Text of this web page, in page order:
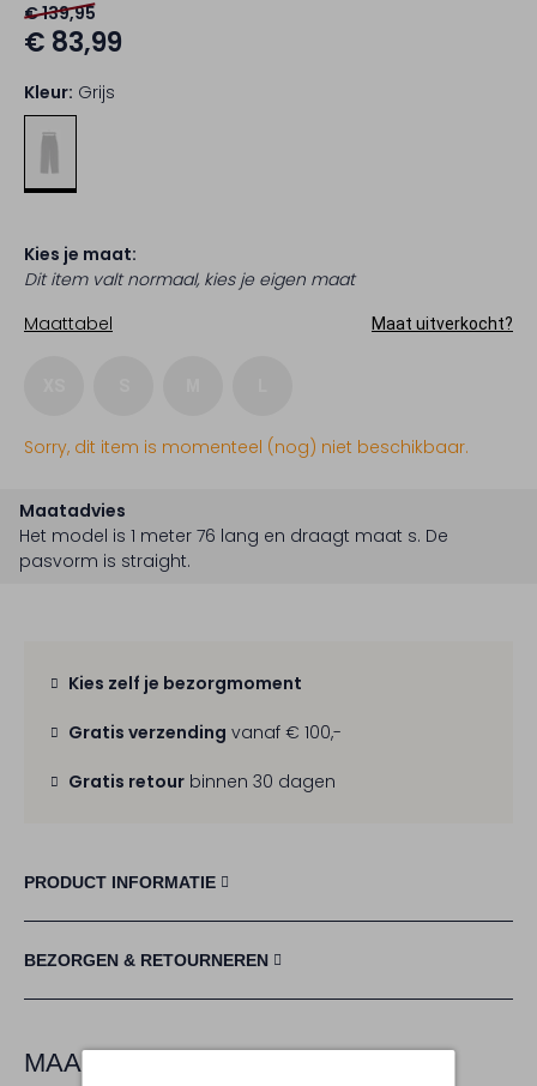
€ 139,95
€ 83,99
Kleur: Grijs
Kies je maat:
Dit item valt normaal, kies je eigen maat
Maattabel
Maat uitverkocht?
Sorry, dit item is momenteel (nog) niet beschikbaar.
Maatadvies
Het model is 1 meter 76 lang en draagt maat s. De
pasvorm is straight.
Kies zelf je bezorgmoment
Gratis verzending vanaf € 100,-
Gratis retour binnen 30 dagen
PRODUCT INFORMATIE
BEZORGEN & RETOURNEREN
MAAK JE LOOK COMPLEET